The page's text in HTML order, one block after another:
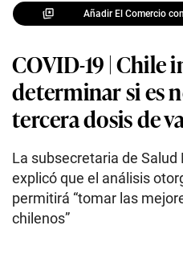
Añadir El Comercio
COVID-19 | Chile
determinar si es
tercera dosis de
La subsecretaria de Salud
explicó que el análisis
permitirá “tomar las
chilenos”